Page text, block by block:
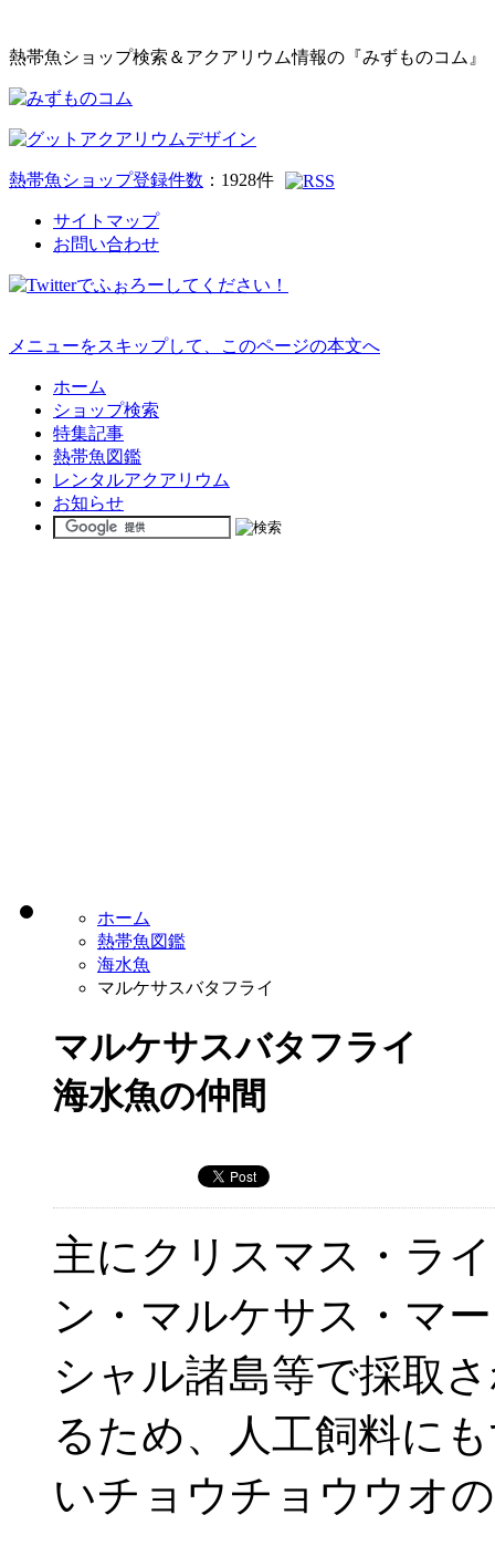
熱帯魚ショップ検索＆アクアリウム情報の『みずものコム』
熱帯魚ショップ登録件数 ： 1928件
サイトマップ
お問い合わせ
メニューをスキップして、このページの本文へ
ホーム
ショップ検索
特集記事
熱帯魚図鑑
レンタルアクアリウム
お知らせ
ホーム
熱帯魚図鑑
海水魚
マルケサスバタフライ
マルケサスバタフライ
海水魚の仲間
主にクリスマス・ライ
ン・マルケサス・マー
シャル諸島等で採取
るため、人工飼料に
いチョウチョウウオ